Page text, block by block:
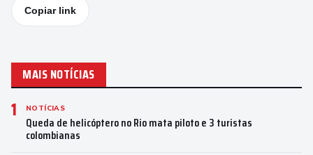
Copiar link
MAIS NOTÍCIAS
1 NOTÍCIAS
Queda de helicóptero no Rio mata piloto e 3 turistas
colombianas